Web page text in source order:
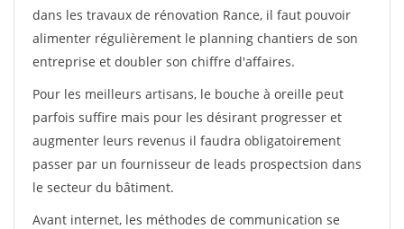
dans les travaux de rénovation Rance, il faut pouvoir
alimenter régulièrement le planning chantiers de son
entreprise et doubler son chiffre d'affaires.
Pour les meilleurs artisans, le bouche à oreille peut
parfois suffire mais pour les désirant progresser et
augmenter leurs revenus il faudra obligatoirement
passer par un fournisseur de leads prospectsion dans
le secteur du bâtiment.
Avant internet, les méthodes de communication se